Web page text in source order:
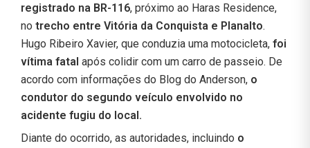
registrado na BR-116, próximo ao Haras Residence,
no trecho entre Vitória da Conquista e Planalto.
Hugo Ribeiro Xavier, que conduzia uma motocicleta, foi
vítima fatal após colidir com um carro de passeio. De
acordo com informações do Blog do Anderson, o
condutor do segundo veículo envolvido no
acidente fugiu do local.
Diante do ocorrido, as autoridades, incluindo o